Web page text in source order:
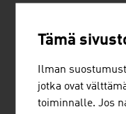
Tämä
Ilman
jotka ovat
toiminnalle. Jos